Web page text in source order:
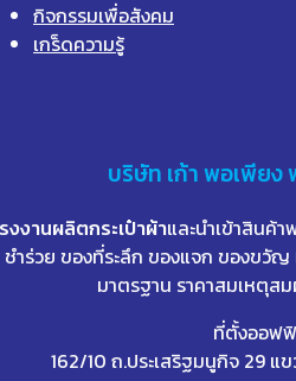
กิจกรรมเพื่อสังคม
เกร็ดความรู้
บริษัท เก้าพอเพียง
งงานผลิตกระเป๋าผ้าและนำเข้าสินค้า
ชำร่วย ของที่ระลึก ของแจก ของขวั
มาตรฐาน ราคาสมเหตุส
ที่ตั้งออฟ
162/10 ถ.ประเสริฐมนูกิจ 29 แ